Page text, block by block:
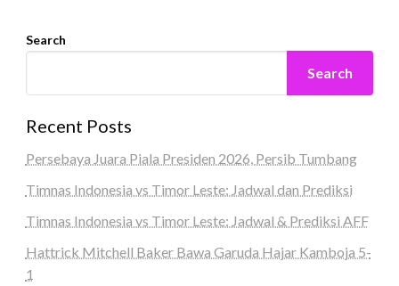
Search
Search
Recent Posts
Persebaya Juara Piala Presiden 2026, Persib Tumbang
Timnas Indonesia vs Timor Leste: Jadwal dan Prediksi
Timnas Indonesia vs Timor Leste: Jadwal & Prediksi AFF
Hattrick Mitchell Baker Bawa Garuda Hajar Kamboja 5-
1